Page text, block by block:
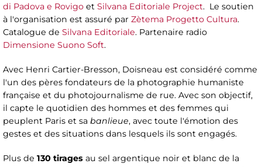
di Padova e Rovigo et Silvana Editoriale Project. Le soutien
à l'organisation est assuré par Zètema Progetto Cultura.
Catalogue de Silvana Editoriale. Partenaire radio
Dimensione Suono Soft.
Avec Henri Cartier-Bresson, Doisneau est considéré comme
l'un des pères fondateurs de la photographie humaniste
française et du photojournalisme de rue. Avec son objectif,
il capte le quotidien des hommes et des femmes qui
peuplent Paris et sa banlieue, avec toute l'émotion des
gestes et des situations dans lesquels ils sont engagés.
Plus de 130 tirages au sel argentique noir et blanc de la